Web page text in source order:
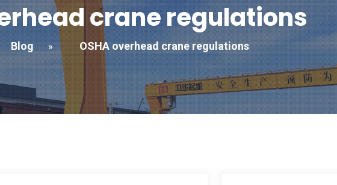
crane regulations
Blog » OSHA overhead crane regulations